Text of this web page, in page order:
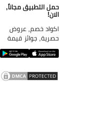
حمل التطبيق مجاناً,
الان!
اكواد خصم, عروض
حصرية, جوائز قيمة